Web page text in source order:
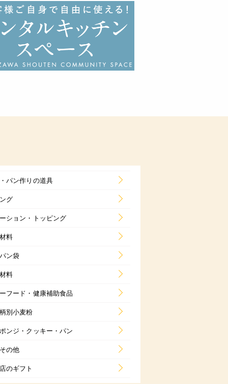
パン作りの道具
グ
ション・トッピング
料
ン袋
料
フード・健康補助食品
別小麦粉
ンジ・クッキー・パン
の他
のギフト